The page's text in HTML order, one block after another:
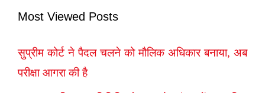
Most Viewed Posts
सुप्रीम कोर्ट ने पैदल चलने को मौलिक अधिकार बनाया, अब
परीक्षा आगरा की है